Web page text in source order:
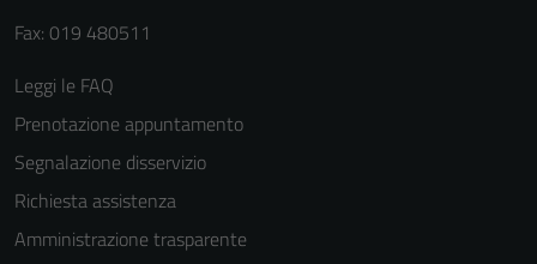
Fax: 019 480511
Leggi le FAQ
Prenotazione appuntamento
Segnalazione disservizio
Richiesta assistenza
Amministrazione trasparente